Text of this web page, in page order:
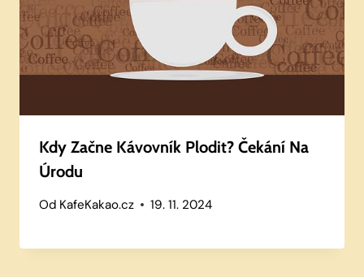
Kdy Začne Kávovník Plodit? Čekání Na
Úrodu
Od KafeKakao.cz 19. 11. 2024